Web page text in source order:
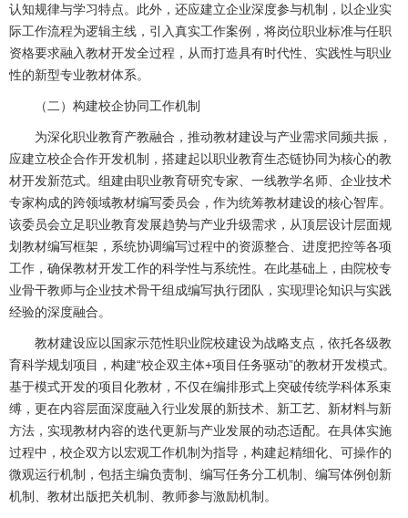
认知规律与学习特点。此外，还应建立企业深度参与机制，以企业实
际工作流程为逻辑主线，引入真实工作案例，将岗位职业标准与任职
资格要求融入教材开发全过程，从而打造具有时代性、实践性与职业
性的新型专业教材体系。
（二）构建校企协同工作机制
为深化职业教育产教融合，推动教材建设与产业需求同频共振，
应建立校企合作开发机制，搭建起以职业教育生态链协同为核心的教
材开发新范式。组建由职业教育研究专家、一线教学名师、企业技术
专家构成的跨领域教材编写委员会，作为统筹教材建设的核心智库。
该委员会立足职业教育发展趋势与产业升级需求，从顶层设计层面规
划教材编写框架，系统协调编写过程中的资源整合、进度把控等各项
工作，确保教材开发工作的科学性与系统性。在此基础上，由院校专
业骨干教师与企业技术骨干组成编写执行团队，实现理论知识与实践
经验的深度融合。
教材建设应以国家示范性职业院校建设为战略支点，依托各级教
育科学规划项目，构建“校企双主体+项目任务驱动”的教材开发模式。
基于模式开发的项目化教材，不仅在编排形式上突破传统学科体系束
缚，更在内容层面深度融入行业发展的新技术、新工艺、新材料与新
方法，实现教材内容的迭代更新与产业发展的动态适配。在具体实施
过程中，校企双方以宏观工作机制为指导，构建起精细化、可操作的
微观运行机制，包括主编负责制、编写任务分工机制、编写体例创新
机制、教材出版把关机制、教师参与激励机制。